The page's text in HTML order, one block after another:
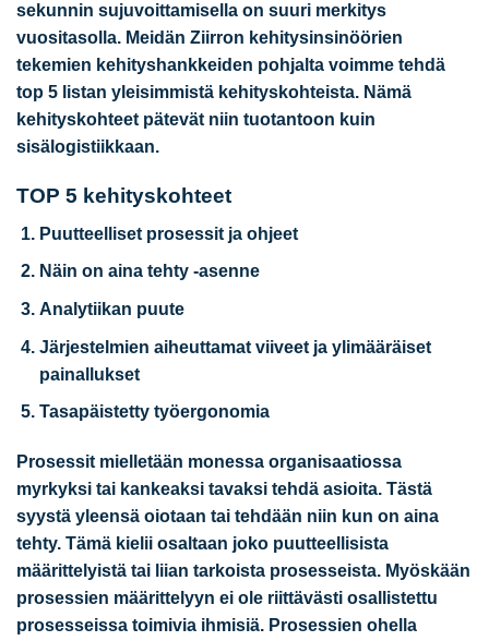
sekunnin sujuvoittamisella on suuri merkitys
vuositasolla. Meidän Ziirron kehitysinsinöörien
tekemien kehityshankkeiden pohjalta voimme tehdä
top 5 listan yleisimmistä kehityskohteista. Nämä
kehityskohteet pätevät niin tuotantoon kuin
sisälogistiikkaan.
TOP 5 kehityskohteet
Puutteelliset prosessit ja ohjeet
Näin on aina tehty -asenne
Analytiikan puute
Järjestelmien aiheuttamat viiveet ja ylimääräiset
painallukset
Tasapäistetty työergonomia
Prosessit mielletään monessa organisaatiossa
myrkyksi tai kankeaksi tavaksi tehdä asioita. Tästä
syystä yleensä oiotaan tai tehdään niin kun on aina
tehty. Tämä kielii osaltaan joko puutteellisista
määrittelyistä tai liian tarkoista prosesseista. Myöskään
prosessien määrittelyyn ei ole riittävästi osallistettu
prosesseissa toimivia ihmisiä. Prosessien ohella